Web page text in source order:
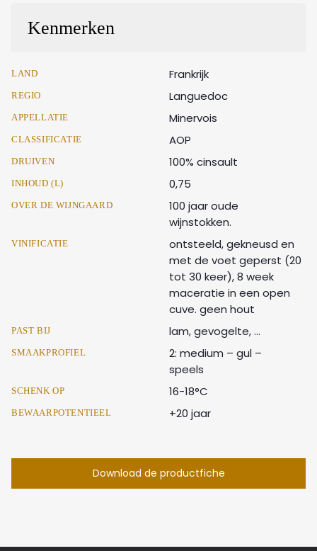
Kenmerken
LAND Frankrijk
REGIO Languedoc
APPELLATIE Minervois
CLASSIFICATIE AOP
DRUIVEN 100% cinsault
INHOUD (L) 0,75
OVER DE WIJNGAARD
100 jaar oude
wijnstokken.
VINIFICATIE
ontsteeld, gekneusd en
met de voet geperst (20
tot 30 keer), 8 week
maceratie in een open
cuve. geen hout
PAST BIJ lam, gevogelte, ...
SMAAKPROFIEL
2: medium – gul –
speels
SCHENK OP 16-18°C
BEWAARPOTENTIEEL +20 jaar
Download de productfiche